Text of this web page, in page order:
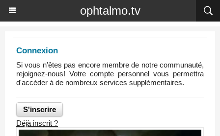
ophtalmo.tv
Connexion
Si vous n'êtes pas encore membre de notre communauté,
rejoignez-nous! Votre compte personnel vous permettra
d'accéder à de nombreux services supplémentaires.
Déjà inscrit ?